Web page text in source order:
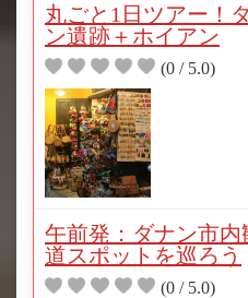
丸ごと1日ツアー！
ン遺跡＋ホイアン
(0 / 5.0)
午前発：ダナン市
道スポットを巡ろう
(0 / 5.0)